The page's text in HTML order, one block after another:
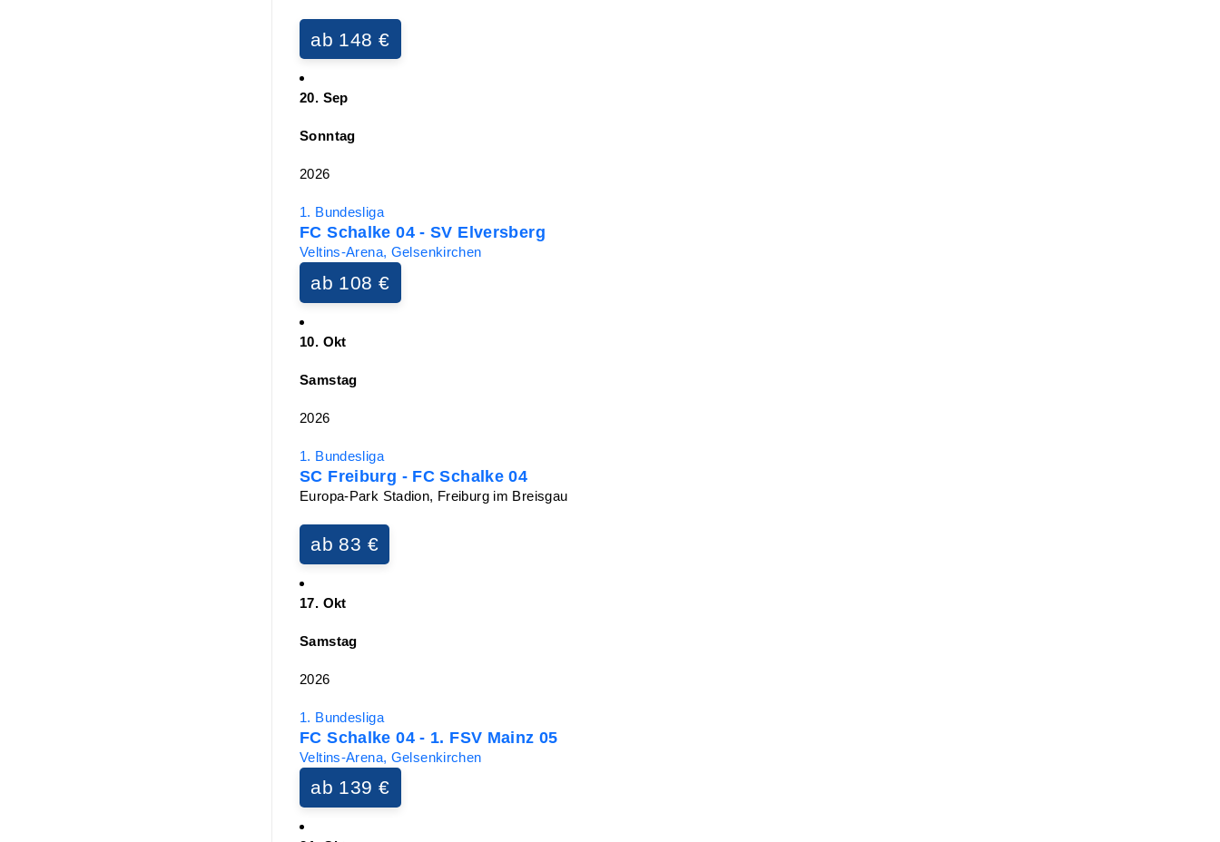
ab 148 €
20. Sep
Sonntag
2026
1. Bundesliga
FC Schalke 04 - SV Elversberg
Veltins-Arena, Gelsenkirchen
ab 108 €
10. Okt
Samstag
2026
1. Bundesliga
SC Freiburg - FC Schalke 04
Europa-Park Stadion, Freiburg im Breisgau
ab 83 €
17. Okt
Samstag
2026
1. Bundesliga
FC Schalke 04 - 1. FSV Mainz 05
Veltins-Arena, Gelsenkirchen
ab 139 €